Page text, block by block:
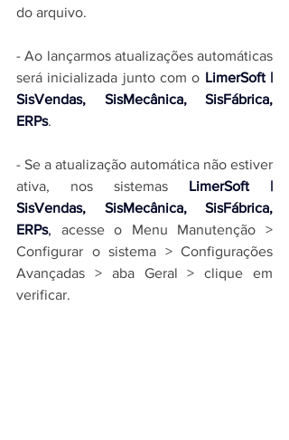
do arquivo.
- Ao lançarmos atualizações automáticas
será inicializada junto com o LimerSoft |
SisVendas, SisMecânica, SisFábrica,
ERPs.
- Se a atualização automática não estiver
ativa, nos sistemas LimerSoft |
SisVendas, SisMecânica, SisFábrica,
ERPs, acesse o Menu Manutenção >
Configurar o sistema > Configurações
Avançadas > aba Geral > clique em
verificar.